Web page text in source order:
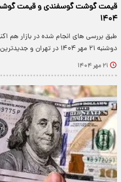
۱۴۰۴
طبق بررسی های انجام شده در بازار هم
دوشنبه ۲۱ مهر ۱۴۰۴ در تهران و جدیدترین قیمت گوشت…
۲۱ مهر ۱۴۰۴